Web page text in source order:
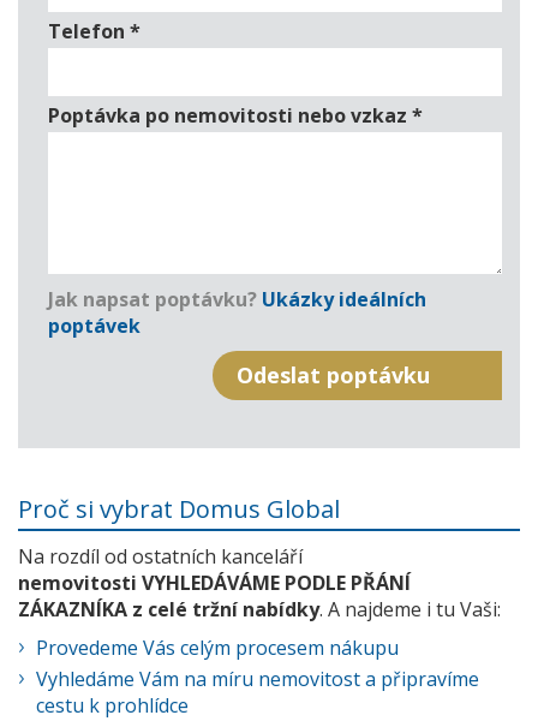
Telefon *
Poptávka po nemovitosti nebo vzkaz *
Jak napsat poptávku? Ukázky ideálních
poptávek
Proč si vybrat Domus Global
Na rozdíl od ostatních kanceláří
nemovitosti VYHLEDÁVÁME PODLE PŘÁNÍ
ZÁKAZNÍKA z celé tržní nabídky. A najdeme i tu Vaši:
Provedeme Vás celým procesem nákupu
Vyhledáme Vám na míru nemovitost a připravíme
cestu k prohlídce